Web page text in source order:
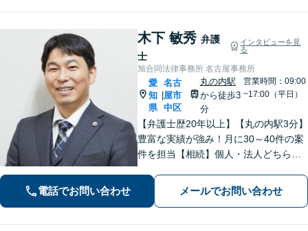
木下 敏秀 弁護
士
インタビューを見
る
旭合同法律事務所 名古屋事務所
愛
知
県
名古
屋市
中区
丸の内駅
から徒歩3
分
営業時間：09:00
~17:00（平日）
【弁護士歴20年以上】【丸の内駅3分】
豊富な実績が強み！月に30～40件の案
件を担当【相続】個人・法人どちらの
方ともに納得する解決を目指します
【離婚問題】他士業と連携し多角的な
電話でお問い合わせ メールでお問い合わせ